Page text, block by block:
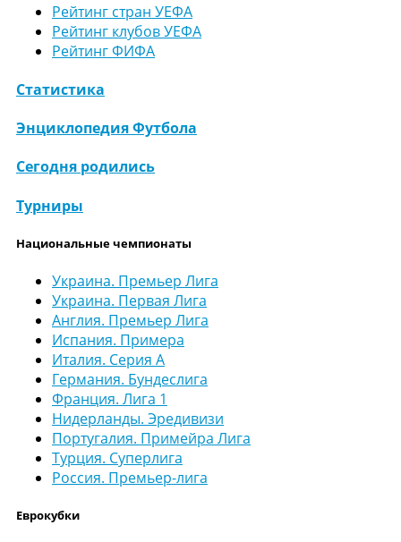
Рейтинг стран УЕФА
Рейтинг клубов УЕФА
Рейтинг ФИФА
Статистика
Энциклопедия Футбола
Сегодня родились
Турниры
Национальные чемпионаты
Украина. Премьер Лига
Украина. Первая Лига
Англия. Премьер Лига
Испания. Примера
Италия. Серия А
Германия. Бундеслига
Франция. Лига 1
Нидерланды. Эредивизи
Португалия. Примейра Лига
Турция. Суперлига
Россия. Премьер-лига
Еврокубки